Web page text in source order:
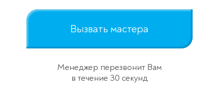
Вызвать мастера
Менеджер перезвонит Вам
в течение 30 секунд